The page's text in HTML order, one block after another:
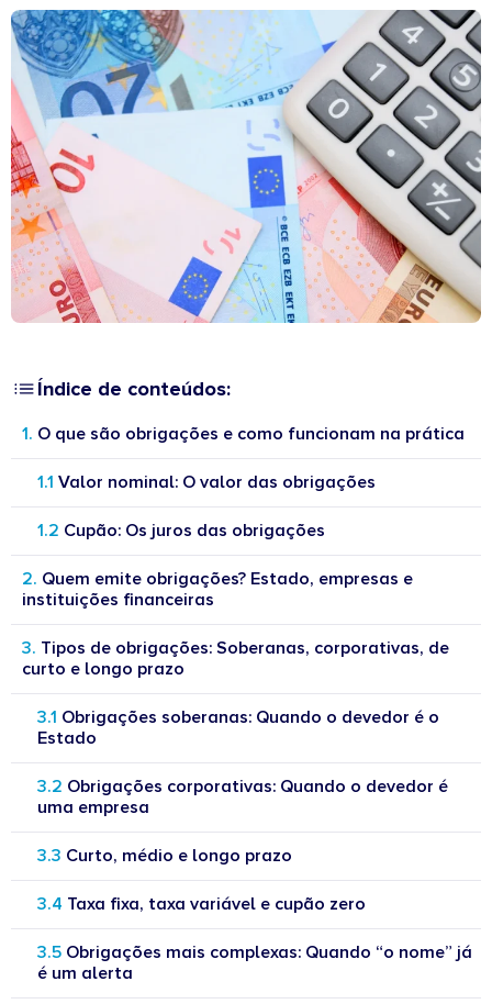
Índice de conteúdos:
O que são obrigações e como funcionam na prática
Valor nominal: O valor das obrigações
Cupão: Os juros das obrigações
Quem emite obrigações? Estado, empresas e
instituições financeiras
Tipos de obrigações: Soberanas, corporativas, de
curto e longo prazo
Obrigações soberanas: Quando o devedor é o
Estado
Obrigações corporativas: Quando o devedor é
uma empresa
Curto, médio e longo prazo
Taxa fixa, taxa variável e cupão zero
Obrigações mais complexas: Quando “o nome” já
é um alerta